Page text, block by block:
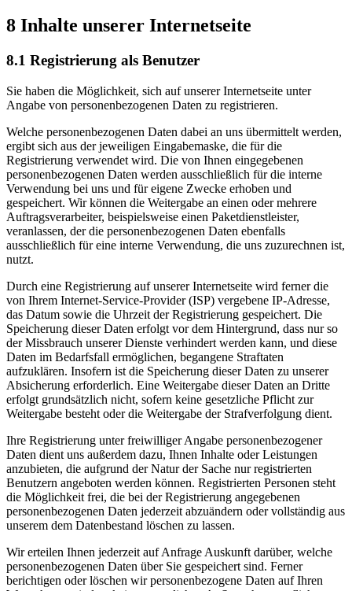
8 Inhalte unserer Internetseite
8.1 Registrierung als Benutzer
Sie haben die Möglichkeit, sich auf unserer Internetseite unter
Angabe von personenbezogenen Daten zu registrieren.
Welche personenbezogenen Daten dabei an uns übermittelt werden,
ergibt sich aus der jeweiligen Eingabemaske, die für die
Registrierung verwendet wird. Die von Ihnen eingegebenen
personenbezogenen Daten werden ausschließlich für die interne
Verwendung bei uns und für eigene Zwecke erhoben und
gespeichert. Wir können die Weitergabe an einen oder mehrere
Auftragsverarbeiter, beispielsweise einen Paketdienstleister,
veranlassen, der die personenbezogenen Daten ebenfalls
ausschließlich für eine interne Verwendung, die uns zuzurechnen ist,
nutzt.
Durch eine Registrierung auf unserer Internetseite wird ferner die
von Ihrem Internet-Service-Provider (ISP) vergebene IP-Adresse,
das Datum sowie die Uhrzeit der Registrierung gespeichert. Die
Speicherung dieser Daten erfolgt vor dem Hintergrund, dass nur so
der Missbrauch unserer Dienste verhindert werden kann, und diese
Daten im Bedarfsfall ermöglichen, begangene Straftaten
aufzuklären. Insofern ist die Speicherung dieser Daten zu unserer
Absicherung erforderlich. Eine Weitergabe dieser Daten an Dritte
erfolgt grundsätzlich nicht, sofern keine gesetzliche Pflicht zur
Weitergabe besteht oder die Weitergabe der Strafverfolgung dient.
Ihre Registrierung unter freiwilliger Angabe personenbezogener
Daten dient uns außerdem dazu, Ihnen Inhalte oder Leistungen
anzubieten, die aufgrund der Natur der Sache nur registrierten
Benutzern angeboten werden können. Registrierten Personen steht
die Möglichkeit frei, die bei der Registrierung angegebenen
personenbezogenen Daten jederzeit abzuändern oder vollständig aus
unserem dem Datenbestand löschen zu lassen.
Wir erteilen Ihnen jederzeit auf Anfrage Auskunft darüber, welche
personenbezogenen Daten über Sie gespeichert sind. Ferner
berichtigen oder löschen wir personenbezogene Daten auf Ihren